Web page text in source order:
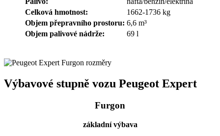
Celková hmotnost:
1662-1736 kg
Objem přepravního prostoru: 6,6 m³
Objem palivové nádrže:
69 l
Výbavové stupně vozu Peugeot Expert
Furgon
základní výbava